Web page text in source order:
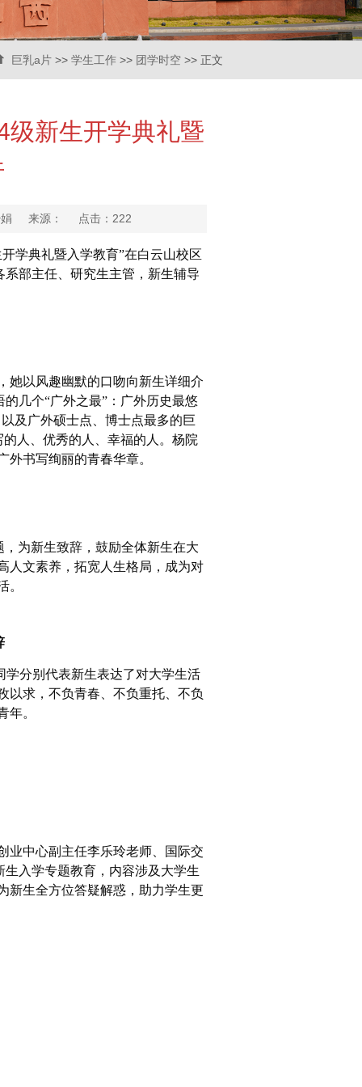
巨乳a片 >> 学生工作 >> 团学时空 >> 正文
新生开学典礼暨
娟 来源： 点击： 222
学典礼暨入学教育”在白云山校区
部主任、研究生主管，新生辅导
她以风趣幽默的口吻向新生详细介
几个“广外之最”：广外历史最悠
及广外硕士点、博士点最多的巨
人、优秀的人、幸福的人。杨院
书写绚丽的青春华章。
为新生致辞，鼓励全体新生在大
人文素养，拓宽人生格局，成为对
。
分别代表新生表达了对大学生活
以求，不负青春、不负重托、不负
年。
业中心副主任李乐玲老师、国际交
入学专题教育，内容涉及大学生
新生全方位答疑解惑，助力学生更